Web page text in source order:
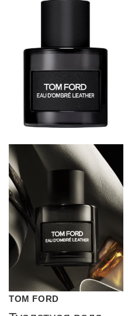
TOM FORD